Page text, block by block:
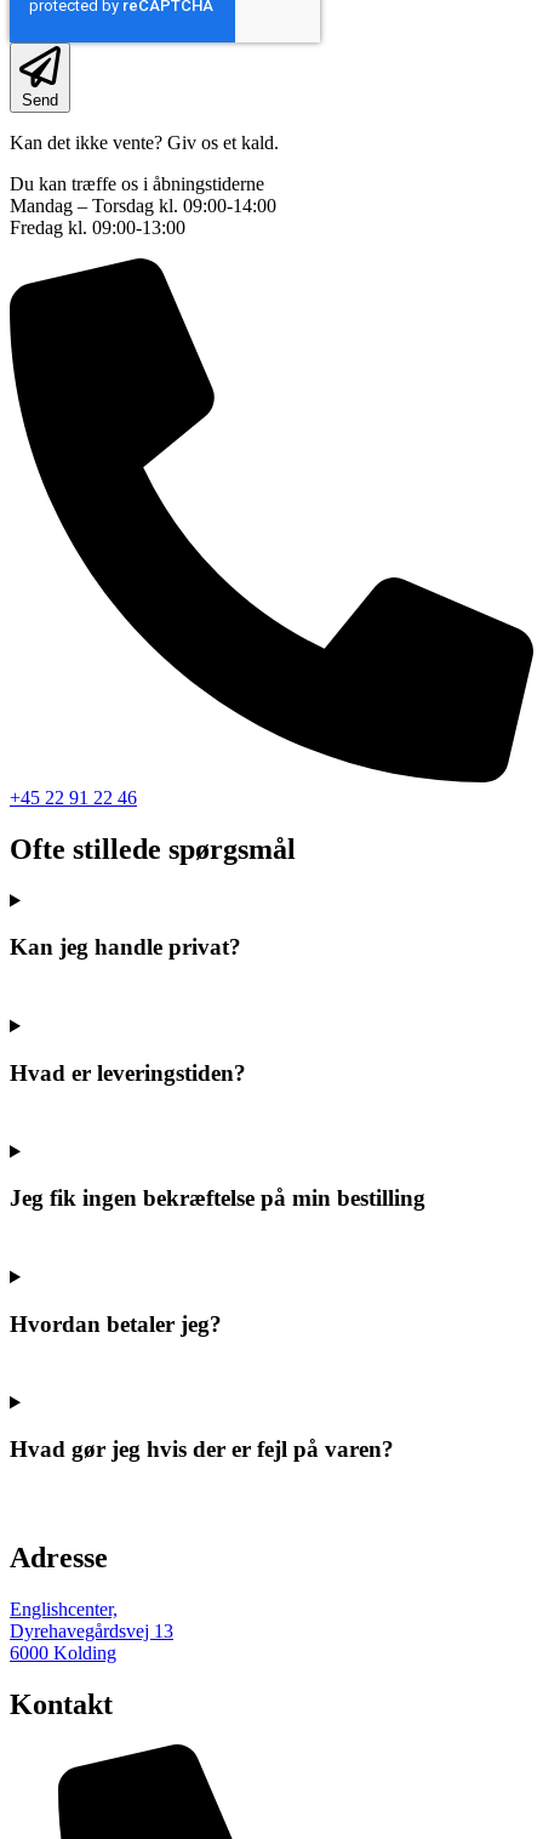
Send
Kan det ikke vente? Giv os et kald.
Du kan træffe os i åbningstiderne
Mandag – Torsdag kl. 09:00-14:00
Fredag kl. 09:00-13:00
+45 22 91 22 46
Ofte stillede spørgsmål
Kan jeg handle privat?
Hvad er leveringstiden?
Jeg fik ingen bekræftelse på min bestilling
Hvordan betaler jeg?
Hvad gør jeg hvis der er fejl på varen?
Adresse
Englishcenter,
Dyrehavegårdsvej 13
6000 Kolding
Kontakt